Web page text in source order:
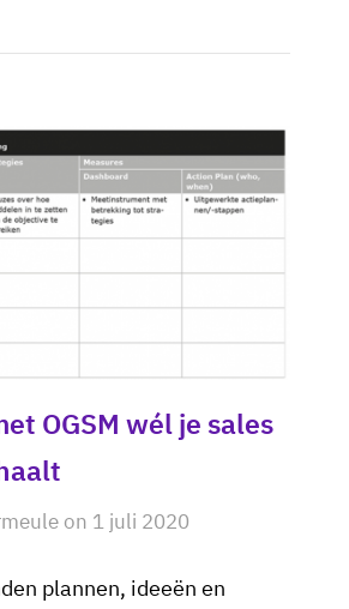
OGSM wél je sales
on 1 juli 2020
plannen, ideeën en